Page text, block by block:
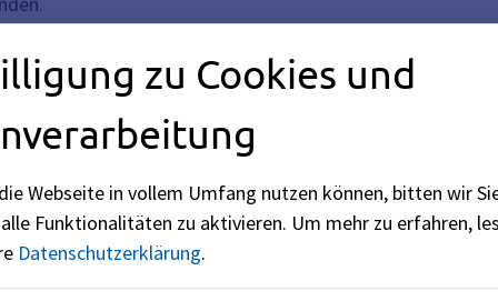
ihrem ersten Kontakt mit den digitalen Medien
mögliche Risiken und Gefahren aufzuklären, um ihnen
zu Cookies und
Webseite in vollem Umfang nutzen können, bitten wir
Funktionalitäten zu aktivieren. Um mehr zu erfahren,
Datenschutzerklärung.